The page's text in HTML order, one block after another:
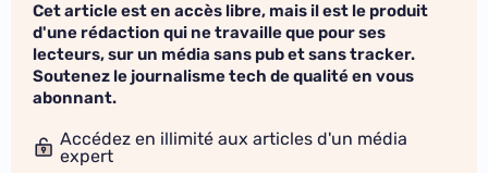
Cet article est en accès libre, mais il est le produit
d'une rédaction qui ne travaille que pour ses
lecteurs, sur un média sans pub et sans tracker.
Soutenez le journalisme tech de qualité en vous
abonnant.
Accédez en illimité aux articles d'un média
expert